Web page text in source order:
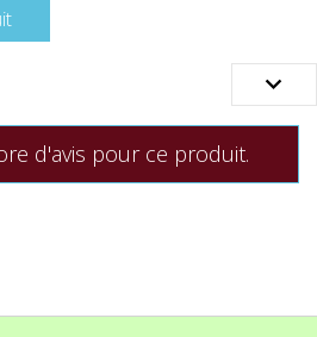

d'avis pour ce produit.